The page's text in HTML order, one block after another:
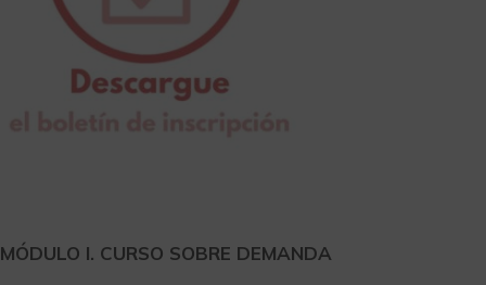
MÓDULO I. CURSO SOBRE DEMANDA